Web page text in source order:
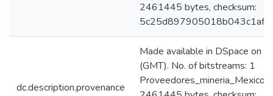
2461445 bytes, checksum:
dc.description.provenance
Made available in DSpace
(GMT). No. of bitstreams: 1